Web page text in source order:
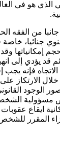
الذي هو في
من الفقه
جنائيا، خاصة
إمكانياتها
قد يؤدي إلى
فإنه يجب
الارتكاز
الوجود
مسؤولية
ايقاع
المقرر